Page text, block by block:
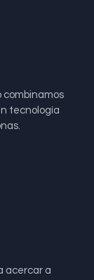
combinamos
tecnología
acercar a